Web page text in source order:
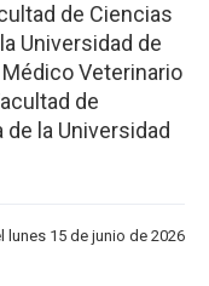
ACADÉMICOS
EGRESADOS
de Ciencias
Universidad de
Veterinario
de
la Universidad
lunes 15 de junio de 2026